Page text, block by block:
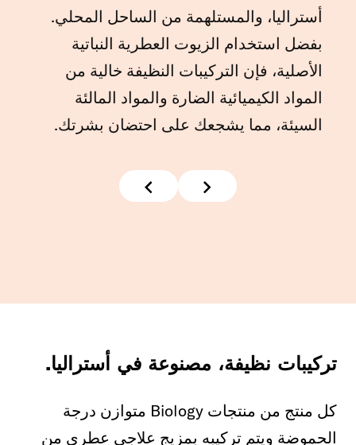
أستراليا، والمستلهمة من الساحل المحلي.
بفضل استخدام الزيوت العطرية النباتية
الأصلية، فإن التركيبات النظيفة خالية من
المواد الكيميائية الضارة والمواد المالئة
السيئة، مما يشجعك على احتضان بشرتك.
تركيبات نظيفة، مصنوعة في أستراليا.
كل منتج من منتجات Biology متوازن درجة
الحموضة ويتم تركيبه بمزيج علاجي عطري من